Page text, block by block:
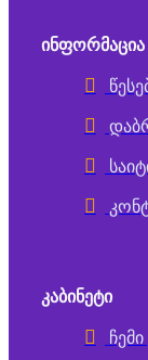
ᲘᲜᲤᲝᲠᲛᲐᲪᲘᲐ
ᲙᲐᲑᲘᲜᲔᲢᲘ